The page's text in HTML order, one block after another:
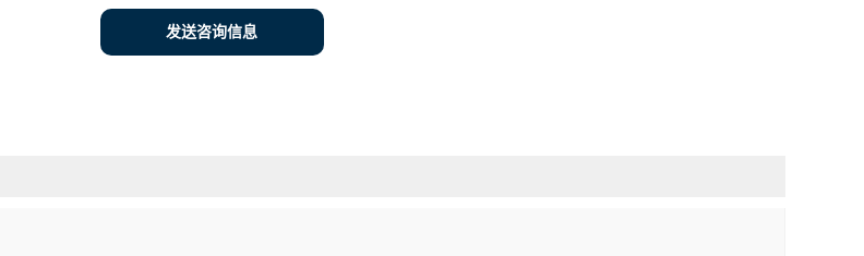
发送咨询信息